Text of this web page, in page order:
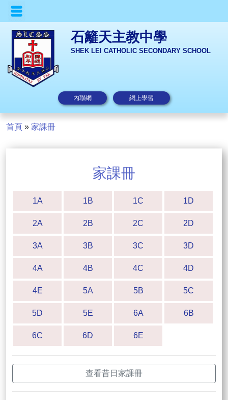
石籬天主教中學
SHEK LEI CATHOLIC SECONDARY SCHOOL
內聯網 網上學習
首頁 » 家課冊
家課冊
1A 1B 1C 1D
2A 2B 2C 2D
3A 3B 3C 3D
4A 4B 4C 4D
4E 5A 5B 5C
5D 5E 6A 6B
6C 6D 6E
查看昔日家課冊